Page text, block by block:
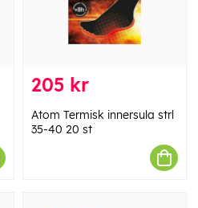
205 kr
Atom Termisk innersula strl
35-40 20 st